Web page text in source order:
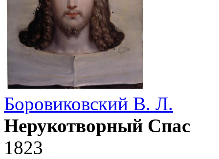
Боровиковский В. Л.
Нерукотворный Спас
1823